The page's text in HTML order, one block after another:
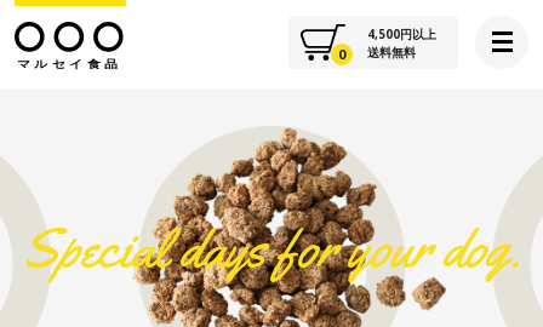
0
4,500円以上
送料無料
HOME
ABOUT
FOODS
Special days for your dog.